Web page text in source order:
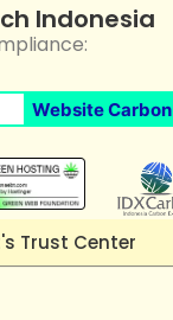
Indonesia
Website Carbon
Trust Center